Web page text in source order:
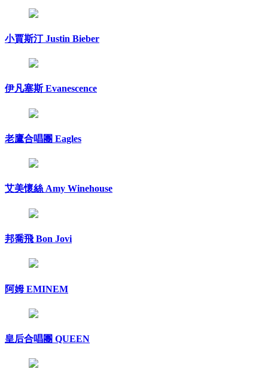
小賈斯汀 Justin Bieber
伊凡塞斯 Evanescence
老鷹合唱團 Eagles
艾美懷絲 Amy Winehouse
邦喬飛 Bon Jovi
阿姆 EMINEM
皇后合唱團 QUEEN